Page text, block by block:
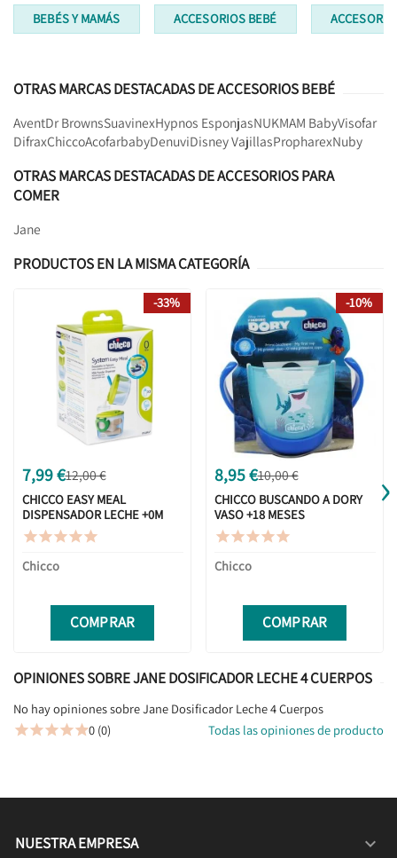
BEBÉS Y MAMÁS ACCESORIOS BEBÉ
OTRAS MARCAS DESTACADAS DE ACCESORIOS BEBÉ
AventDr BrownsSuavinexHypnos EsponjasNUKMAM BabyVisofar
DifraxChiccoAcofarbabyDenuviDisney VajillasPropharexNuby
OTRAS MARCAS DESTACADAS DE ACCESORIOS PARA
COMER
Jane
PRODUCTOS EN LA MISMA CATEGORÍA
7,99 €12,00 €
CHICCO EASY MEAL
DISPENSADOR LECHE +0M

Chicco
COMPRAR
-33%
8,95 €10,00 €
CHICCO BUSCANDO A DORY
VASO +18 MESES

Chicco
COMPRAR
-10%
›
OPINIONES SOBRE JANE DOSIFICADOR LECHE 4 CUERPOS
No hay opiniones sobre Jane Dosificador Leche 4 Cuerpos
0 (0) Todas las opiniones de producto
NUESTRA EMPRESA 